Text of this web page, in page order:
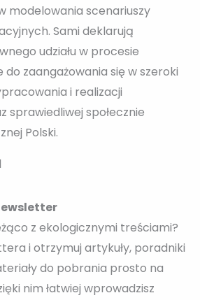
modelowania scenariuszy
Sami deklarują
udziału w procesie
do zaangażowania się w szeroki
i realizacji
sprawiedliwej społecznie
Polski.
z ekologicznymi treściami?
i otrzymuj artykuły, poradniki
do pobrania prosto na
nim łatwiej wprowadzisz